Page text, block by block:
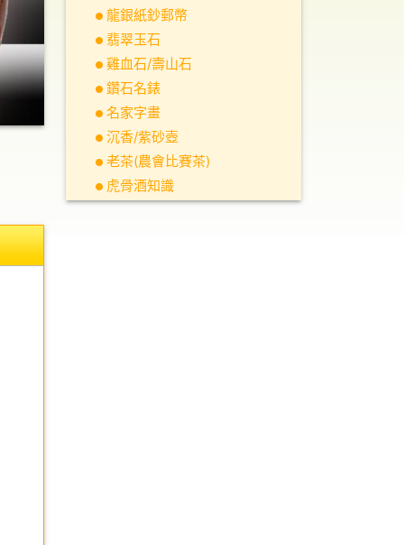
龍銀紙鈔郵幣
翡翠玉石
雞血石/壽山石
鑽石名錶
名家字畫
沉香/紫砂壺
老茶(農會比賽茶)
虎骨酒知識